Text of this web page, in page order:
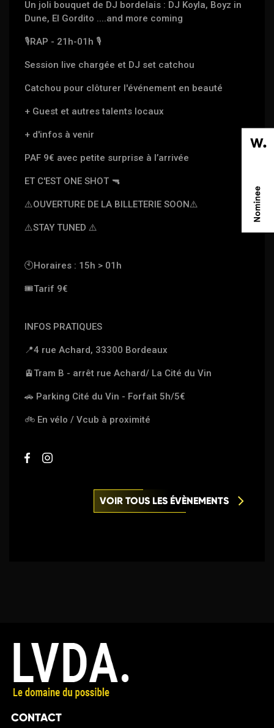
Un joli bouquet de DJ bordelais : DJ Koyla, Boyz in
Dune, El Gordito ....and more coming
🎙RAP - 21h-01h 🎙
Session live chargée et DJ set catchou
Catchou pour clôturer l'événement en beauté
+ Guest et autres talents locaux
+ d'infos à venir
PAF 9€ avec petite surprise à l’arrivée
ET C'EST ONE SHOT 🔫
⚠️OUVERTURE DE LA BILLETERIE SOON⚠️
⚠️STAY TUNED⚠️
🕙Horaires : 15h > 01h
🎟Tarif 9€
INFOS PRATIQUES
📍4 rue Achard, 33300 Bordeaux
🚊Tram B - arrêt rue Achard/ La Cité du Vin
🚗 Parking Cité du Vin - Forfait 5h/5€
🚲 En vélo / Vcub à proximité
VOIR TOUS LES ÉVÈNEMENTS
CONTACT